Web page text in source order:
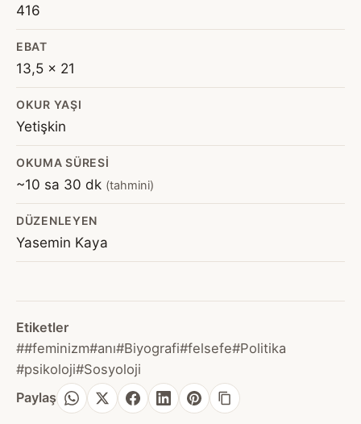
416
EBAT
13,5 x 21
OKUR YAŞI
Yetişkin
OKUMA SÜRESI
~10 sa 30 dk (tahmini)
DÜZENLEYEN
Yasemin Kaya
Etiketler
##feminizm#anı#Biyografi#felsefe#Politika
#psikoloji#Sosyoloji
Paylaş